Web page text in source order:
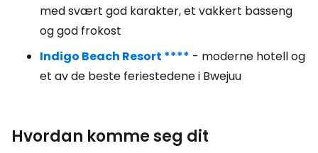
med svært god karakter, et vakkert basseng
og god frokost
Indigo Beach Resort **** - moderne hotell og
et av de beste feriestedene i Bwejuu
Hvordan komme seg dit